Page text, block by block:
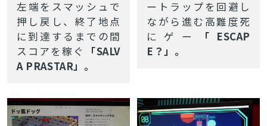
左端をスマッシュで
押し戻し、終了地点
に到達するまでの間
スコアを稼ぐ
「SALV
A PRASTAR」。
ートラップを回避し
ながら進む高難度死
にゲー
「ESCAP
E？」。